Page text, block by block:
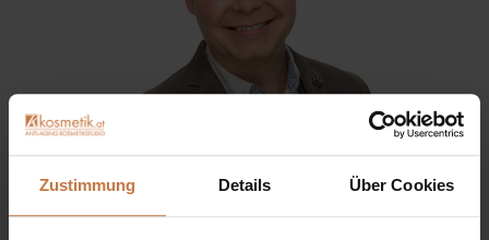
Zustimmung Details Über Cookies